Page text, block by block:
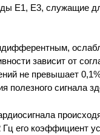
Е1, Е3, служащие
зависит от
не превышает
полезного сигнала
его коэффициент